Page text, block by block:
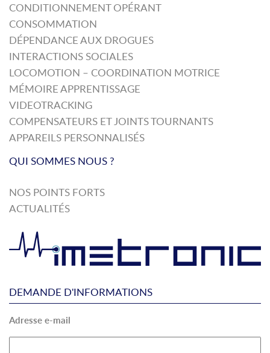
CONDITIONNEMENT OPÉRANT
CONSOMMATION
DÉPENDANCE AUX DROGUES
INTERACTIONS SOCIALES
LOCOMOTION – COORDINATION MOTRICE
MÉMOIRE APPRENTISSAGE
VIDEOTRACKING
COMPENSATEURS ET JOINTS TOURNANTS
APPAREILS PERSONNALISÉS
QUI SOMMES NOUS ?
NOS POINTS FORTS
ACTUALITÉS
DEMANDE D'INFORMATIONS
Adresse e-mail